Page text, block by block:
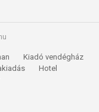
Kiadó vendégház
Hotel